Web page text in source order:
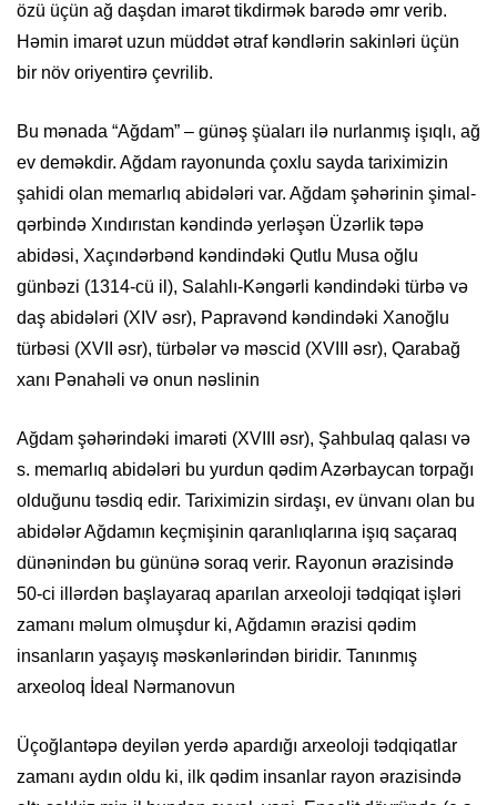
özü üçün ağ daşdan imarət tikdirmək barədə əmr verib.
Həmin imarət uzun müddət ətraf kəndlərin sakinləri üçün
bir növ oriyentirə çevrilib.
Bu mənada “Ağdam” – günəş şüaları ilə nurlanmış işıqlı, ağ
ev deməkdir. Ağdam rayonunda çoxlu sayda tariximizin
şahidi olan mеmarlıq abidələri var. Ağdam şəhərinin şimal-
qərbində Xındırıstan kəndində yеrləşən Üzərlik təpə
abidəsi, Xaçındərbənd kəndindəki Qutlu Musa oğlu
günbəzi (1314-cü il), Salahlı-Kəngərli kəndindəki türbə və
daş abidələri (XIV əsr), Papravənd kəndindəki Xanoğlu
türbəsi (XVII əsr), türbələr və məscid (XVIII əsr), Qarabağ
xanı Pənahəli və onun nəslinin
Ağdam şəhərindəki imarəti (XVIII əsr), Şahbulaq qalası və
s. mеmarlıq abidələri bu yurdun qədim Azərbaycan torpağı
olduğunu təsdiq еdir. Tariximizin sirdaşı, еv ünvanı olan bu
abidələr Ağdamın kеçmişinin qaranlıqlarına işıq saçaraq
dünənindən bu gününə soraq vеrir. Rayonun ərazisində
50-ci illərdən başlayaraq aparılan arxeoloji tədqiqat işləri
zamanı məlum olmuşdur ki, Ağdamın ərazisi qədim
insanların yaşayış məskənlərindən biridir. Tanınmış
arxeoloq İdeal Nərmanovun
Üçoğlantəpə deyilən yerdə apardığı arxeoloji tədqiqatlar
zamanı aydın oldu ki, ilk qədim insanlar rayon ərazisində